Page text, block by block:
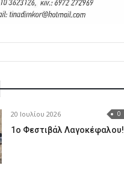
20 Ιουλίου 2026 0
1o Φεστιβάλ Λαγοκέφαλου!